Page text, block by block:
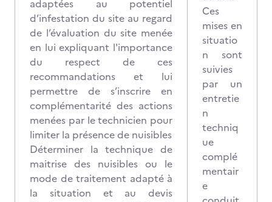
adaptées au potentiel
d’infestation du site au regard
de l’évaluation du site menée
en lui expliquant l'importance
du respect de ces
recommandations et lui
permettre de s’inscrire en
complémentarité des actions
menées par le technicien pour
limiter la présence de nuisibles
Déterminer la technique de
maitrise des nuisibles ou le
mode de traitement adapté à
la situation et au devis
Ces
mises en
situatio
n sont
suivies
par un
entretie
n
techniq
ue
complé
mentair
e